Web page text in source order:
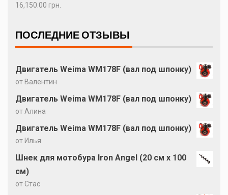
16,150.00 грн.
ПОСЛЕДНИЕ ОТЗЫВЫ
Двигатель Weima WM178F (вал под шпонку)
от Валентин
Двигатель Weima WM178F (вал под шпонку)
от Алина
Двигатель Weima WM178F (вал под шпонку)
от Илья
Шнек для мотобура Iron Angel (20 см х 100
см)
от Стас